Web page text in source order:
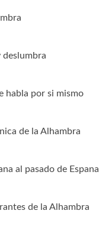
deslumbra
habla por si mismo
de la Alhambra
al pasado de Espana
de la Alhambra